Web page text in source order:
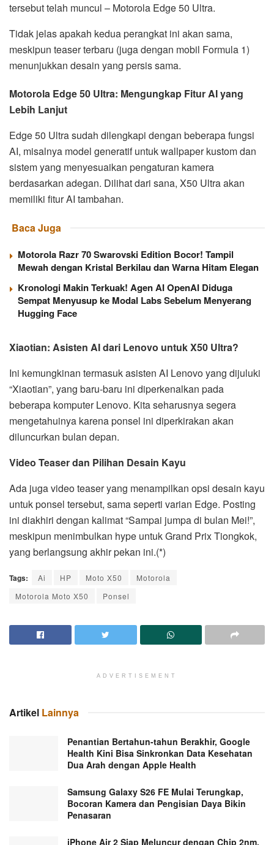
tersebut telah muncul – Motorola Edge 50 Ultra.
Tidak jelas apakah kedua perangkat ini akan sama,
meskipun teaser terbaru (juga dengan mobil Formula 1)
menunjukkan desain yang persis sama.
Motorola Edge 50 Ultra: Mengungkap Fitur AI yang
Lebih Lanjut
Edge 50 Ultra sudah dilengkapi dengan beberapa fungsi
AI, misalnya model generatif untuk wallpaper kustom dan
sistem yang menyesuaikan pengaturan kamera
berdasarkan adegan. Dilihat dari sana, X50 Ultra akan
memiliki fitur AI tambahan.
Baca Juga
Motorola Razr 70 Swarovski Edition Bocor! Tampil
Mewah dengan Kristal Berkilau dan Warna Hitam Elegan
Kronologi Makin Terkuak! Agen AI OpenAI Diduga
Sempat Menyusup ke Modal Labs Sebelum Menyerang
Hugging Face
Xiaotian: Asisten AI dari Lenovo untuk X50 Ultra?
Ini kemungkinan termasuk asisten AI Lenovo yang dijuluki
“Xiaotian”, yang baru-baru ini diperkenalkan pada
beberapa komputer Lenovo. Kita seharusnya segera
mengetahuinya karena ponsel ini diperkirakan akan
diluncurkan bulan depan.
Video Teaser dan Pilihan Desain Kayu
Ada juga video teaser yang menampilkan opsi desain kayu
untuk ponsel tersebut, sama seperti varian Edge. Posting
ini diakhiri dengan kalimat “Sampai jumpa di bulan Mei!”,
meskipun menimbulkan hype untuk Grand Prix Tiongkok,
yang berlangsung akhir pekan ini.(*)
Tags: Ai HP Moto X50
Motorola
Motorola Moto X50
Ponsel
ADVERTISEMENT
Artikel Lainnya
Penantian Bertahun-tahun Berakhir, Google
Health Kini Bisa Sinkronkan Data Kesehatan
Dua Arah dengan Apple Health
Samsung Galaxy S26 FE Mulai Terungkap,
Bocoran Kamera dan Pengisian Daya Bikin
Penasaran
iPhone Air 2 Siap Meluncur dengan Chip 2nm,